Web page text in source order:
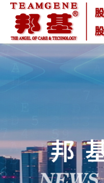
于
邦
新
闻
基
教
育
产
品
中
投
资
人